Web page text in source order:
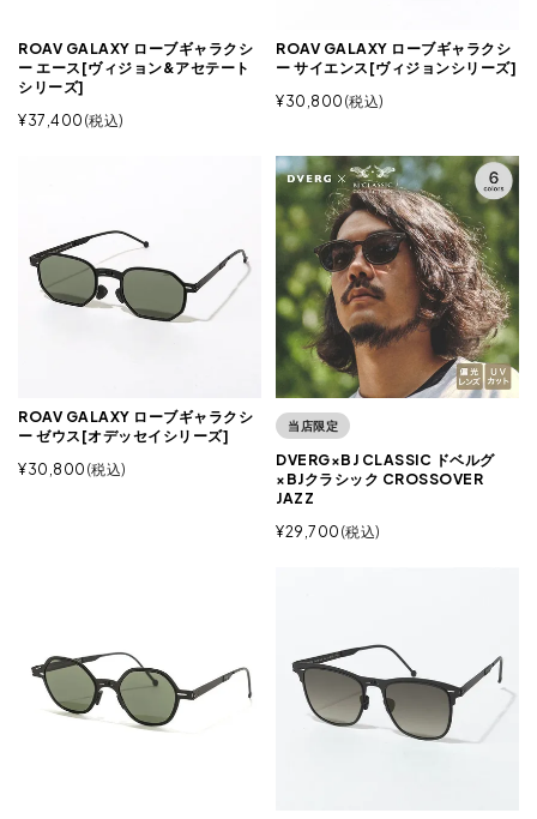
ROAV GALAXY ローブギャラクシ
ー エース[ヴィジョン&アセテート
シリーズ]
¥37,400 税込
ROAV GALAXY ローブギャラクシ
ー サイエンス[ヴィジョンシリーズ]
¥30,800 税込
ROAV GALAXY ローブギャラクシ
ー ゼウス[オデッセイシリーズ]
¥30,800 税込
当店限定
DVERG×BJ CLASSIC ドベルグ
×BJクラシック CROSSOVER
JAZZ
¥29,700 税込